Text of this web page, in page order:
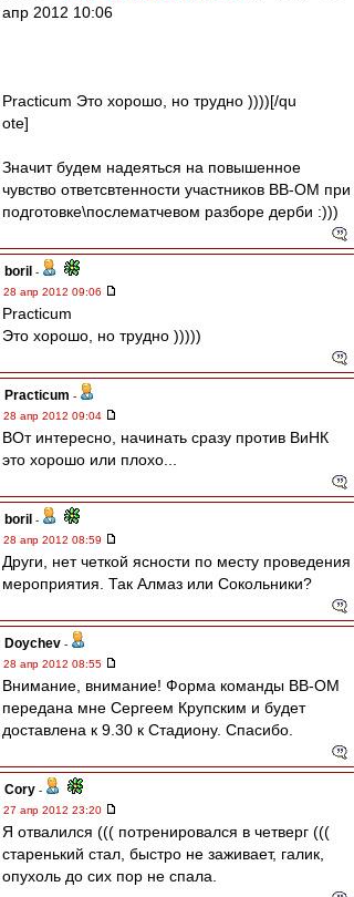
апр 2012 10:06
Practicum Это хорошо, но трудно ))))[/qu
ote]
Значит будем надеяться на повышенное
чувство ответсвтенности участников ВВ-ОМ при
подготовке\послематчевом разборе дерби :)))
boril -
28 апр 2012 09:06
Practicum
Это хорошо, но трудно )))))
Practicum -
28 апр 2012 09:04
ВОт интересно, начинать сразу против ВиНК
это хорошо или плохо...
boril -
28 апр 2012 08:59
Други, нет четкой ясности по месту проведения
мероприятия. Так Алмаз или Сокольники?
Doychev -
28 апр 2012 08:55
Внимание, внимание! Форма команды ВВ-ОМ
передана мне Сергеем Крупским и будет
доставлена к 9.30 к Стадиону. Спасибо.
Cory -
27 апр 2012 23:20
Я отвалился ((( потренировался в четверг (((
старенький стал, быстро не заживает, галик,
опухоль до сих пор не спала.